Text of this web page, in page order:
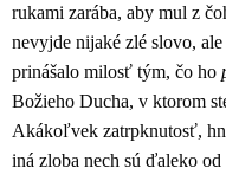
rukami zarába, aby mul z
nevyjde nijaké zlé slovo,
prinášalo milosť tým, čo ho
Božieho Ducha, v ktorom
Akákoľvek zatrpknutosť,
iná zloba nech sú ďaleko